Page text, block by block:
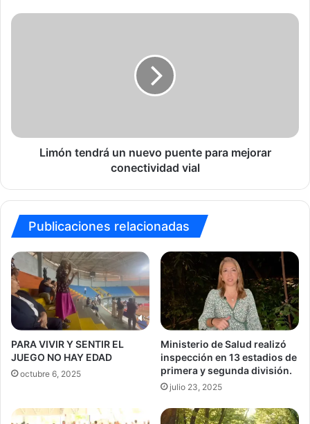
Limón
vial
Limón tendrá un nuevo puente para mejorar
conectividad vial
Publicaciones relacionadas
PARA VIVIR Y SENTIR EL
JUEGO NO HAY EDAD
octubre 6, 2025
Ministerio de Salud realizó
inspección en 13 estadios de
primera y segunda división.
julio 23, 2025